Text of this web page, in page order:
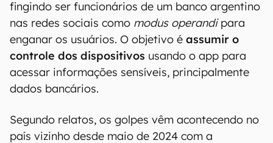
fingindo ser funcionários de um banco argentino
nas redes sociais como modus operandipara
enganar os usuários. O objetivo é assumir o
controle dos dispositivos usando o app para
acessar informações sensíveis, principalmente
dados bancários.
Segundo relatos, os golpes vêm acontecendo no
país vizinho desde maio de 2024 com a